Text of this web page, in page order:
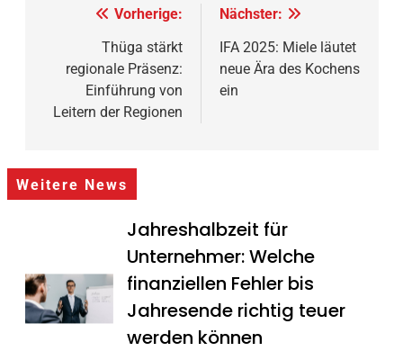
Beitragsnavigation
Vorherige:
Thüga stärkt
regionale Präsenz:
Einführung von
Leitern der Regionen
Nächster:
IFA 2025: Miele läutet
neue Ära des Kochens
ein
Weitere News
Jahreshalbzeit für
Unternehmer: Welche
finanziellen Fehler bis
Jahresende richtig teuer
werden können